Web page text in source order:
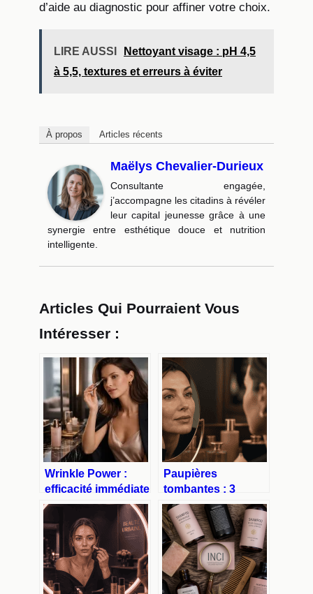
d’aide au diagnostic pour affiner votre choix.
LIRE AUSSI
Nettoyant visage : pH 4,5
à 5,5, textures et erreurs à éviter
À propos Articles récents
Maëlys Chevalier-Durieux
Consultante engagée,
j’accompagne les citadins à révéler
leur capital jeunesse grâce à une
synergie entre esthétique douce et nutrition
intelligente.
Articles Qui Pourraient Vous
Intéresser :
Wrinkle Power :
efficacité immédiate
ou danger pour la
santé cutanée ?
Paupières
tombantes : 3
techniques
chirurgicales pour
retrouver un regard
reposé en 8 jours